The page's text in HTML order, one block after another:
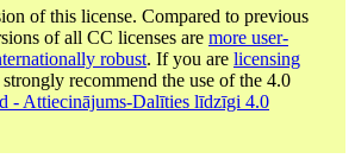
of this license. Compared to previous
of all CC licenses are more user-
robust. If you are licensing
recommend the use of the 4.0
- Attiecinājums-Dalīties līdzīgi 4.0